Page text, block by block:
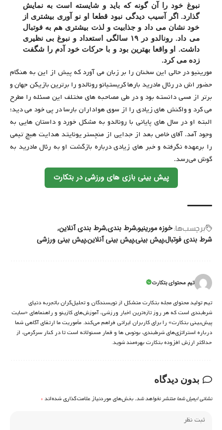
نبوغ خود را آن گونه که باید و شایسته است به نمایش
گذارد. اگر آسیب دیدگی نبود قطعا او نو آوری بیشتری از
خود نشان می‌ داد و جذابیت و لذت بیشتری هم به فوتبال
می‌ داد. رونالدو در ۱۹ سالگی استعداد و نبوغ بی نظیری
داشت. او واقعا بهترین بود و با حرکات خود آدم را شگفت
زده می کرد.
مورینیو در حالی این سخنان را بر زبان می‌ آورد که پیش از این به هنگام
حضور اش در رئال مادرید بارها کریستیانو رونالدو را برترین بازیکن جهان و
برتر از مسی دانسته بود و در طی مصاحبه های مختلف این مسئله را مطرح
می کرد و واکنش های زیادی را از سوی هواداران بارسا در پی خود می دید؛
البته او در سال های پایانی با رونالدو به مشکل خورد و داستان هایی به
وجود آمد. آقای خاص بعد از جدایی از منچستر یونایتد هدایت هیچ تیمی
را برعهده نگرفته و خبر های زیادی درباره بازگشت او به رئال مادرید به
گوش می‌رسد.
پیش بینی بازی های ورزشی در بتکارت
برچسب‌‌ها: خوزه مورینیوشرط بندیشرط بندی آنلاین
شرط بندی فوتبالپیش بینیپیش بینی آنلاینپیش بینی ورزشی
تیم محتوای بتکارت
تیم تولید محتوای مجله بتکارت متشکل از نویسندگان و تحلیل‌گران باتجربه دنیای
شرط‌بندی است که هر روز تازه‌ترین اخبار ورزشی، آموزش‌های کازینو و راهنماهای «سایت
پیش‌بینی بتکارت» را برای کاربران ایرانی فراهم می‌کند. مأموریت ما ارتقای آگاهی شما
درباره استراتژی‌های شرطبندی، بونوس ها و قمار مسئولانه است تا در کنار سرگرمی، از
حداکثر ارزش افزوده بتکارت بهره‌مند شوید.
بدون دیدگاه
نشانی ایمیل شما منتشر نخواهد شد. بخش‌های موردنیاز علامت‌گذاری شده‌اند*